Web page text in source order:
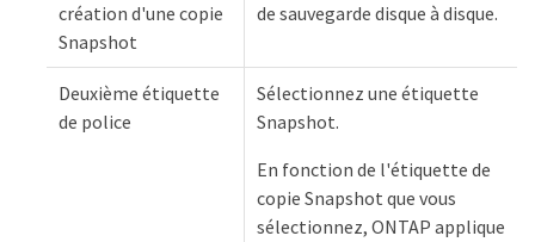
création d'une copie
Snapshot
de sauvegarde disque à disque.
Deuxième étiquette
de police
Sélectionnez une étiquette
Snapshot.
En fonction de l'étiquette de
copie Snapshot que vous
sélectionnez, ONTAP applique